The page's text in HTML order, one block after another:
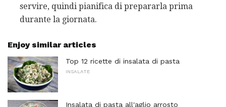
servire, quindi pianifica di prepararla prima
durante la giornata.
Enjoy similar articles
Top 12 ricette di insalata di pasta
INSALATE
Insalata di pasta all'aglio arrosto